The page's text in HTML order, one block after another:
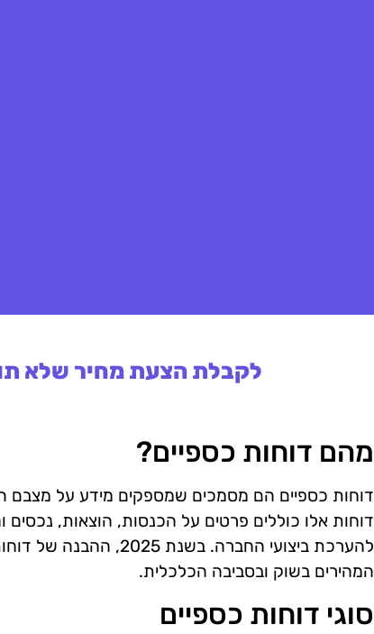
לקבלת הצעת מחיר שלא
מהם דוחות כספיים?
דוחות כספיים הם מסמכים שמספקים מידע על מצבם
דוחות אלו כוללים פרטים על הכנסות, הוצאות, נכסים
להערכת ביצועי החברה.
המהירים בשוק ובסביבה הכלכלית.
סוגי דוחות כספיים